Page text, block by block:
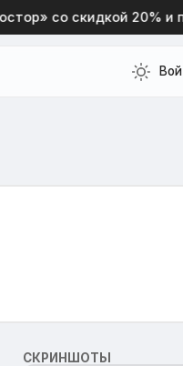
со скидкой 20% и
СКРИНШОТЫ